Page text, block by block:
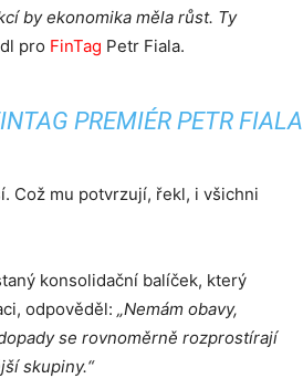
by ekonomika měla růst. Ty
pro FinTag Petr Fiala.
PREMIÉR PETR FIALA
Což mu potvrzují, řekl, i všichni
konsolidační balíček, který
odpověděl: „Nemám obavy,
se rovnoměrně rozprostírají
skupiny.“